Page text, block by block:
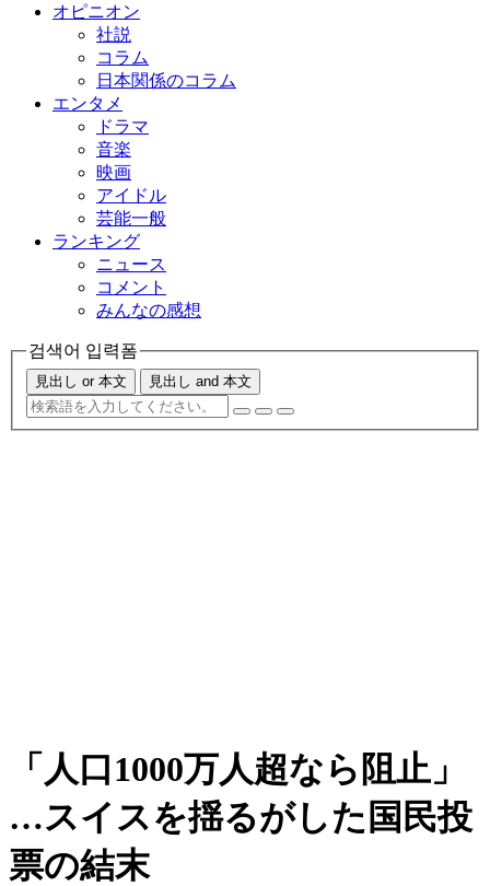
オピニオン
社説
コラム
日本関係のコラム
エンタメ
ドラマ
音楽
映画
アイドル
芸能一般
ランキング
ニュース
コメント
みんなの感想
검색어 입력폼
見出し or 本文 見出し and 本文
「人口1000万人超なら阻止」
…スイスを揺るがした国民投
票の結末